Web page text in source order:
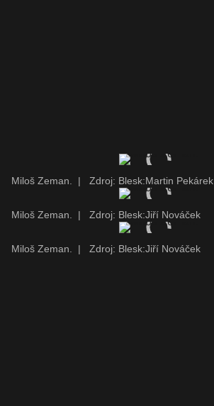
Miloš Zeman. | Zdroj: Blesk:Martin Pekárek
Miloš Zeman. | Zdroj: Blesk:Jiří Nováček
Miloš Zeman. | Zdroj: Blesk:Jiří Nováček